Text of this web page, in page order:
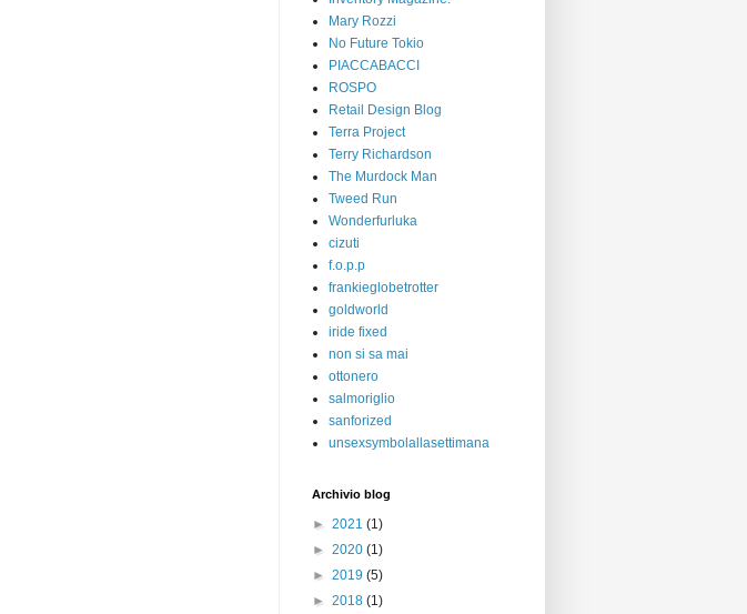
Mary Rozzi
No Future Tokio
PIACCABACCI
ROSPO
Retail Design Blog
Terra Project
Terry Richardson
The Murdock Man
Tweed Run
Wonderfurluka
cizuti
f.o.p.p
frankieglobetrotter
goldworld
iride fixed
non si sa mai
ottonero
salmoriglio
sanforized
unsexsymbolallasettimana
Archivio blog
► 2021 (1)
► 2020 (1)
► 2019 (5)
► 2018 (1)